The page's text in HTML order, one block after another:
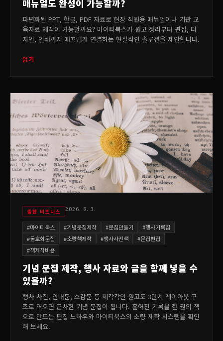
매뉴얼도 완성이 가능할까?
파편화된 PPT, 한글, PDF 자료로 현장 직원용 매뉴얼이나 기관 교
육자료 제작이 가능할까요? 마이티북스가 원고 정리부터 편집, 디
자인, 인쇄까지 매끄럽게 연결하는 현실적인 솔루션을 제안합니다.
읽기
출판 비즈니스 2026. 8. 3.
#마이티북스 #기념문집제작 #문집만들기 #행사기록집
#동호회문집 #소량책제작 #행사사진책 #문집편집
#책제작비용
기념 문집 제작, 행사 자료와 글을 함께 넣을 수
있을까?
행사 사진, 안내문, 소감문 등 제각각인 원고도 3단계 레이아웃 구
조로 엮으면 근사한 기념 문집이 됩니다. 흩어진 기록을 한 권의 책
으로 만드는 편집 노하우와 마이티북스의 소량 제작 시스템을 확인
해 보세요.